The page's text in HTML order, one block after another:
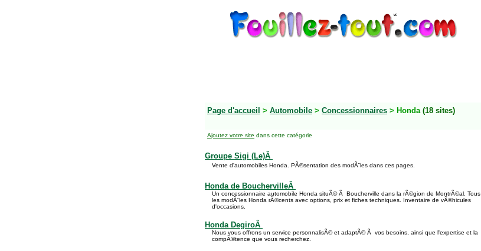
Page d'accueil > Automobile > Concessionnaires > Honda (18 sites)
Ajoutez votre site dans cette catégorie
Groupe Sigi (Le)Â
Vente d'automobiles Honda. PÃ©sentation des modÃ¨les dans ces pages.
Honda de BouchervilleÂ
Un concessionnaire automobile Honda situÃ© Ã Boucherville dans la rÃ©gion de MontrÃ©al. Tous
les modÃ¨les Honda rÃ©cents avec options, prix et fiches techniques. Inventaire de vÃ©hicules
d'occasions.
Honda DegiroÂ
Nous vous offrons un service personnalisÃ© et adaptÃ© Ã vos besoins, ainsi que l'expertise et la
compÃ©tence que vous recherchez.